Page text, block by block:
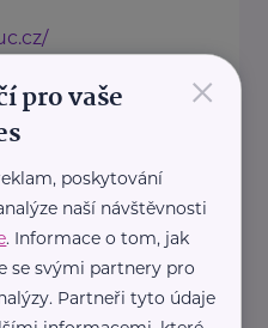
×
pro vaše
poskytování
naší návštěvnosti
. Informace o tom, jak
se svými partnery pro
Partneři tyto údaje